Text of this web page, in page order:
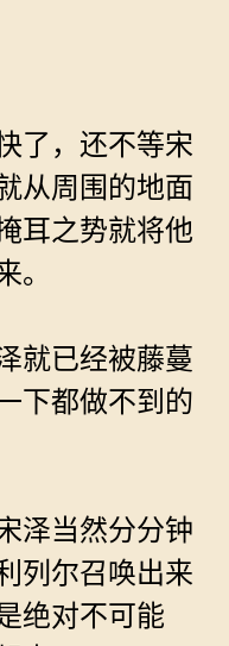
了，还不等宋
从周围的地面
耳之势就将他
。
就已经被藤蔓
下都做不到的
泽当然分分钟
列尔召唤出来
绝对不可能